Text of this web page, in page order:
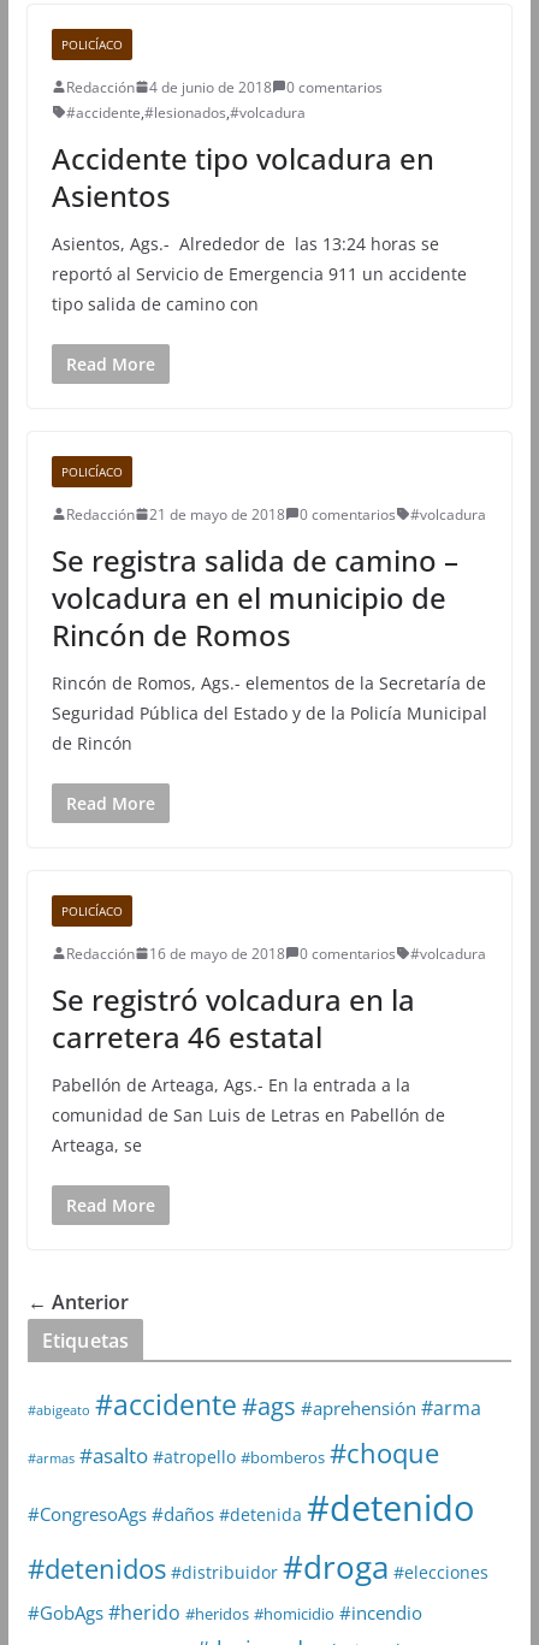
POLICÍACO
Redacción 4 de junio de 2018
0 comentarios
#accidente,#lesionados,#volcadura
Accidente tipo volcadura en
Asientos
Asientos, Ags.- Alrededor de las 13:24 horas se
reportó al Servicio de Emergencia 911 un accidente
tipo salida de camino con
Read More
POLICÍACO
Redacción 21 de mayo de 2018 0 comentarios #volcadura
Se registra salida de camino –
volcadura en el municipio de
Rincón de Romos
Rincón de Romos, Ags.- elementos de la Secretaría de
Seguridad Pública del Estado y de la Policía Municipal
de Rincón
Read More
POLICÍACO
Redacción 16 de mayo de 2018 0 comentarios #volcadura
Se registró volcadura en la
carretera 46 estatal
Pabellón de Arteaga, Ags.- En la entrada a la
comunidad de San Luis de Letras en Pabellón de
Arteaga, se
Read More
← Anterior
Etiquetas
#abigeato #accidente#ags #aprehensión #arma
#armas #asalto #atropello #bomberos #choque
#CongresoAgs #daños #detenida #detenido
#detenidos #distribuidor #droga #elecciones
#GobAgs #herido #heridos #homicidio #incendio